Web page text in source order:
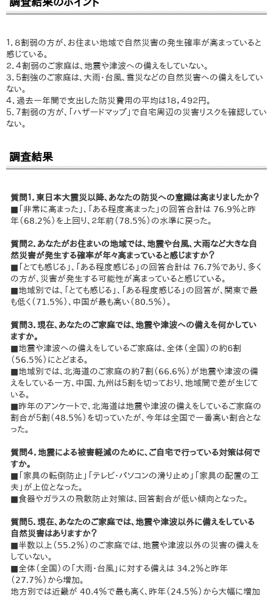
１．８割弱の方が、お住まい地域で自然災害の発生確率が高まっていると
感じている。
２．４割弱のご家庭は、地震や津波への備えをしていない。
３．５割強のご家庭は、大雨・台風、雪災などの自然災害への備えをしてい
ない。
４．過去一年間で支出した防災費用の平均は１８，４９２円。
５．７割弱の方が、「ハザードマップ」で自宅周辺の災害リスクを確認してい
ない。
調査結果
質問１．東日本大震災以降、あなたの防災への意識は高まりましたか？
■「非常に高まった」、「ある程度高まった」の回答合計は 76.9％と昨
年（68.2％）を上回り、２年前（78.5％）の水準に戻った。
質問２．あなたがお住まいの地域では、地震や台風、大雨など大きな自
然災害が発生する確率が年々高まっていると感じますか？
■「とても感じる」、「ある程度感じる」の回答合計は 76.7％であり、多く
の方が、災害が発生する可能性が高まっていると感じている。
■地域別では、「とても感じる」、「ある程度感じる」の回答が、関東で最
も低く（71.5％）、中国が最も高い（80.5％）。
質問３．現在、あなたのご家庭では、地震や津波への備えを何かしてい
ますか。
■地震や津波への備えをしているご家庭は、全体（全国）の約６割
（56.5％）にとどまる。
■地域別では、北海道のご家庭の約７割（66.6％）が地震や津波の備
えをしている一方、中国、九州は５割を切っており、地域間で差が生じて
いる。
■昨年のアンケートで、北海道は地震や津波の備えをしているご家庭の
割合が５割（48.5％）を切っていたが、今年は全国で一番高い割合とな
った。
質問４．地震による被害軽減のために、ご自宅で行っている対策は何で
すか。
■「家具の転倒防止」「テレビ・パソコンの滑り止め」「家具の配置の工
夫」が上位となった。
■食器やガラスの飛散防止対策は、回答割合が低い傾向となった。
質問５．現在、あなたのご家庭では、地震や津波以外に備えをしている
自然災害はありますか？
■半数以上（55.2％）のご家庭では、地震や津波以外の災害の備えを
していない。
■全体（全国）の「大雨・台風」に対する備えは 34.2％と昨年
（27.7％）から増加。
地方別では近畿が 40.4％で最も高く、昨年（24.5％）から大幅に増加